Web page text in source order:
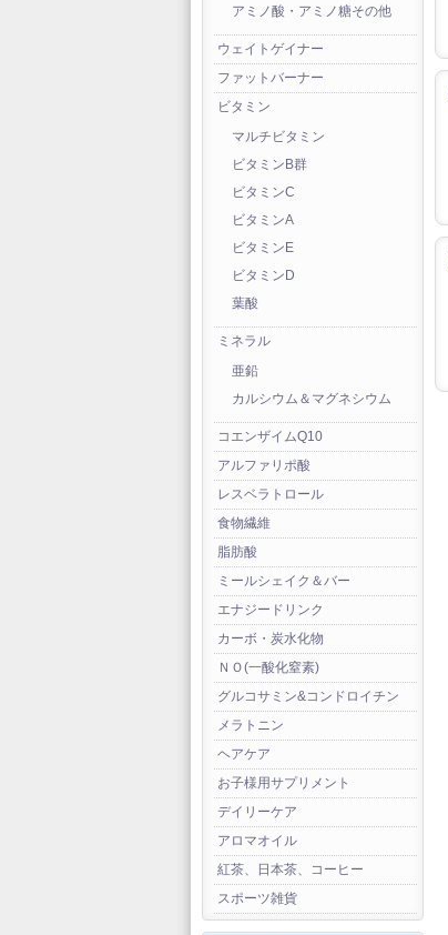
アミノ酸・アミノ糖その他
ウェイトゲイナー
ファットバーナー
ビタミン
マルチビタミン
ビタミンB群
ビタミンC
ビタミンA
ビタミンE
ビタミンD
葉酸
ミネラル
亜鉛
カルシウム＆マグネシウム
コエンザイムQ10
アルファリポ酸
レスベラトロール
食物繊維
脂肪酸
ミールシェイク＆バー
エナジードリンク
カーボ・炭水化物
ＮＯ(一酸化窒素)
グルコサミン&コンドロイチン
メラトニン
ヘアケア
お子様用サプリメント
デイリーケア
アロマオイル
紅茶、日本茶、コーヒー
スポーツ雑貨